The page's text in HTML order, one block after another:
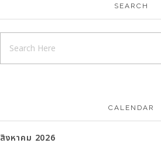
SEARCH
CALENDAR
สิงหาคม 2026